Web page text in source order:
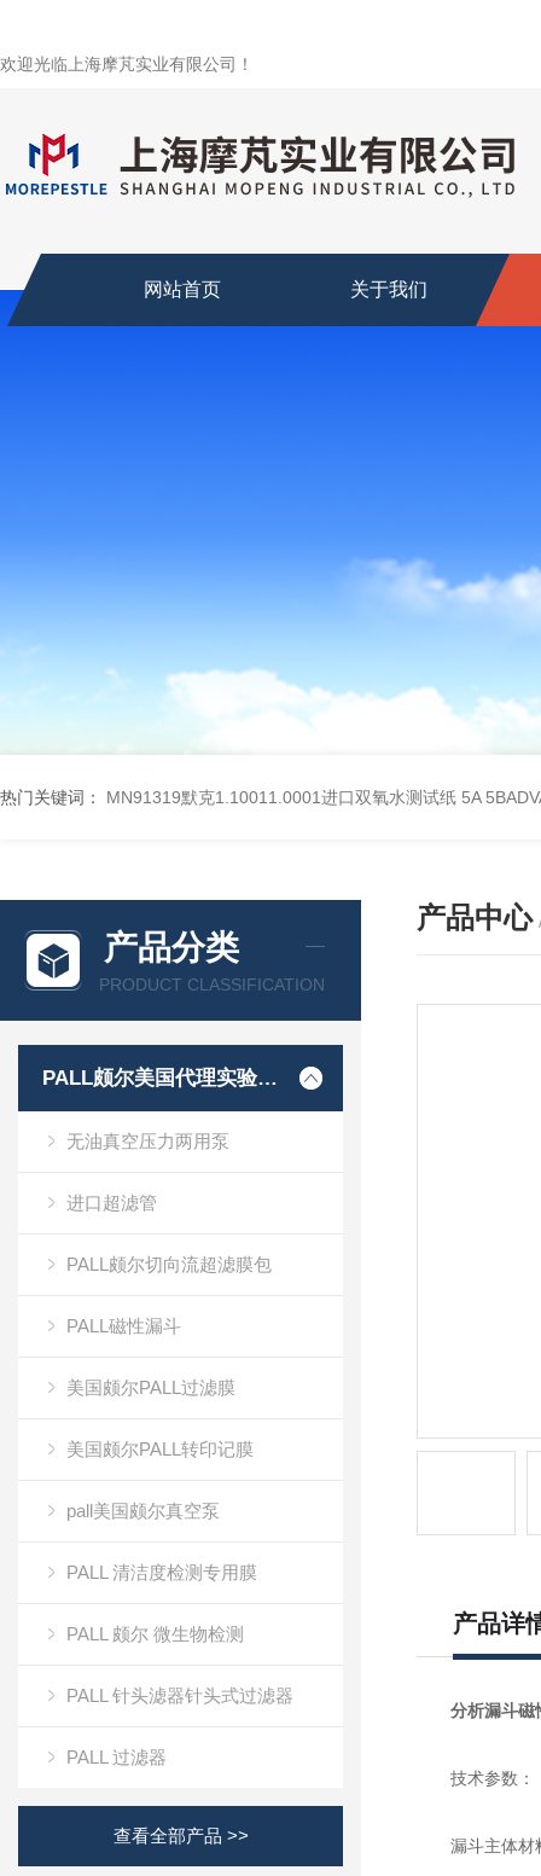
欢迎光临上海摩芃实业有限公司！
网站首页 关于我们
热门关键词： MN91319默克1.10011.0001进口双氧水测试纸 5A
产品分类
PRODUCT CLASSIFICATION
PALL颇尔美国代理实验室过滤产品
无油真空压力两用泵
进口超滤管
PALL颇尔切向流超滤膜包
PALL磁性漏斗
美国颇尔PALL过滤膜
美国颇尔PALL转印记膜
pall美国颇尔真空泵
PALL 清洁度检测专用膜
PALL 颇尔 微生物检测
PALL 针头滤器针头式过滤器
PALL 过滤器
查看全部产品 >>
产品中心
产品详
分析漏斗
技术参数：
漏斗主体材